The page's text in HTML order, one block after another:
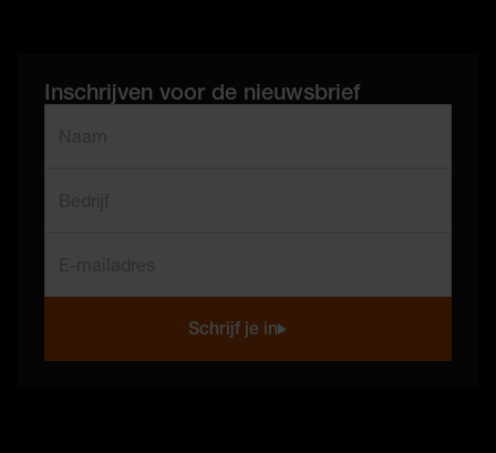
Inschrijven voor de nieuwsbrief
Schrijf je in